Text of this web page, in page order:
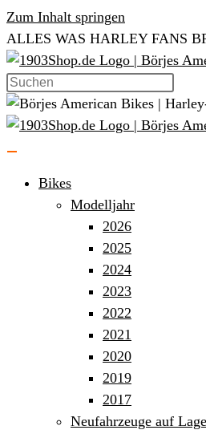
Zum Inhalt springen
ALLES WAS HARLEY FANS
Bikes
Modelljahr
2026
2025
2024
2023
2022
2021
2020
2019
2017
Neufahrzeuge auf